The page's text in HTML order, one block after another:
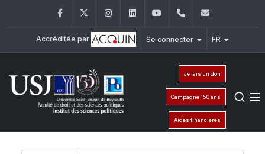
FacebookTwitter InstagramLinkedInYouTube+961 (1) 421 443
Accréditée par Se connecter FR
Je fais un don
Campagne 150 ans
Aides financières